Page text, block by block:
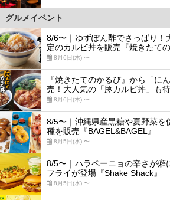
グルメイベント
8/6〜｜ゆずぽん酢でさっぱり！
定のカルビ丼を販売『焼きたての
8月6日(木) 〜
『焼きたてのかるび』から「に
売！大人気の「豚カルビ丼」も
8月6日(木) 〜
8/5〜｜沖縄県産黒糖や夏野菜を
種を販売『BAGEL&BAGEL』
8月5日(水) 〜
8/5〜｜ハラペーニョの辛さが癖
フライが登場『Shake Shack』
8月5日(水) 〜